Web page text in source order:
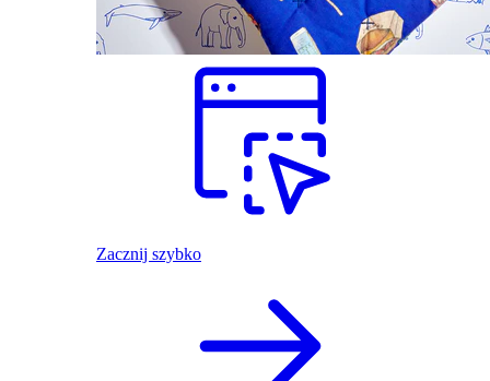
Zacznij szybko